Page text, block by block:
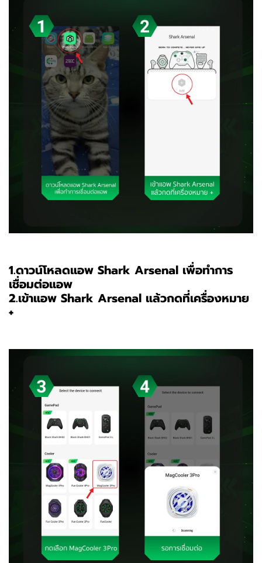
1.ดาวน์โหลดแอพ Shark Arsenal เพื่อทำการ
เชื่อมต่อแอพ
2.เข้าแอพ Shark Arsenal แล้วกดที่เครื่องหมาย
+